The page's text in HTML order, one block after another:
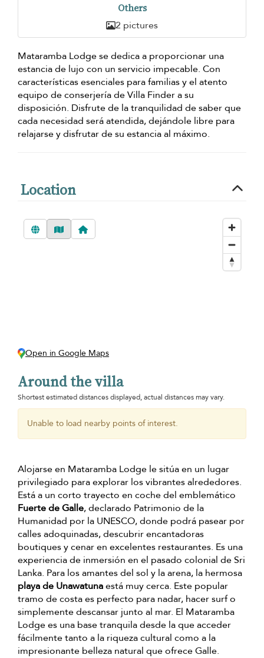
Others
2 pictures
Mataramba Lodge se dedica a proporcionar una
estancia de lujo con un servicio impecable. Con
características esenciales para familias y el atento
equipo de conserjería de Villa Finder a su
disposición. Disfrute de la tranquilidad de saber que
cada necesidad será atendida, dejándole libre para
relajarse y disfrutar de su estancia al máximo.
Location
Open in Google Maps
Around the villa
Shortest estimated distances displayed, actual distances may vary.
Unable to load nearby points of interest.
Alojarse en Mataramba Lodge le sitúa en un lugar
privilegiado para explorar los vibrantes alrededores.
Está a un corto trayecto en coche del emblemático
Fuerte de Galle, declarado Patrimonio de la
Humanidad por la UNESCO, donde podrá pasear por
calles adoquinadas, descubrir encantadoras
boutiques y cenar en excelentes restaurantes. Es una
experiencia de inmersión en el pasado colonial de Sri
Lanka. Para los amantes del sol y la arena, la hermosa
playa de Unawatunaestá muy cerca. Este popular
tramo de costa es perfecto para nadar, hacer surf o
simplemente descansar junto al mar. El Mataramba
Lodge es una base tranquila desde la que acceder
fácilmente tanto a la riqueza cultural como a la
impresionante belleza natural que ofrece Galle.